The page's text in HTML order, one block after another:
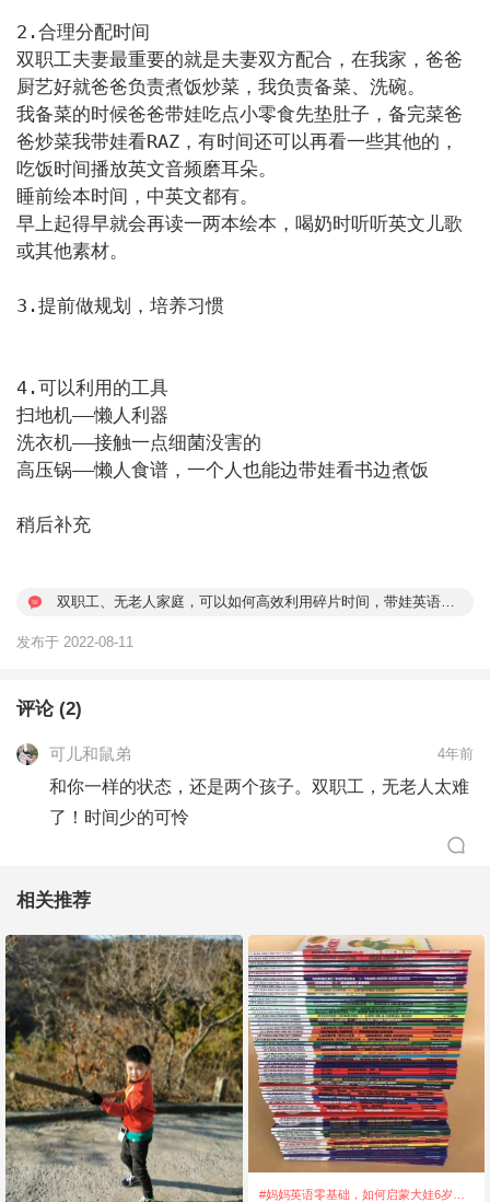
2.合理分配时间
双职工夫妻最重要的就是夫妻双方配合，在我家，爸爸
厨艺好就爸爸负责煮饭炒菜，我负责备菜、洗碗。
我备菜的时候爸爸带娃吃点小零食先垫肚子，备完菜爸
爸炒菜我带娃看RAZ，有时间还可以再看一些其他的，
吃饭时间播放英文音频磨耳朵。
睡前绘本时间，中英文都有。
早上起得早就会再读一两本绘本，喝奶时听听英文儿歌
或其他素材。
3.提前做规划，培养习惯
4.可以利用的工具
扫地机——懒人利器
洗衣机——接触一点细菌没害的
高压锅——懒人食谱，一个人也能边带娃看书边煮饭
稍后补充
双职工、无老人家庭，可以如何高效利用碎片时间，带娃英语启
发布于 2022-08-11
评论 (2)
可儿和鼠弟 4年前
和你一样的状态，还是两个孩子。双职工，无老人太难
了！时间少的可怜
相关推荐
#妈妈英语零基础，如何启蒙大娃6岁的